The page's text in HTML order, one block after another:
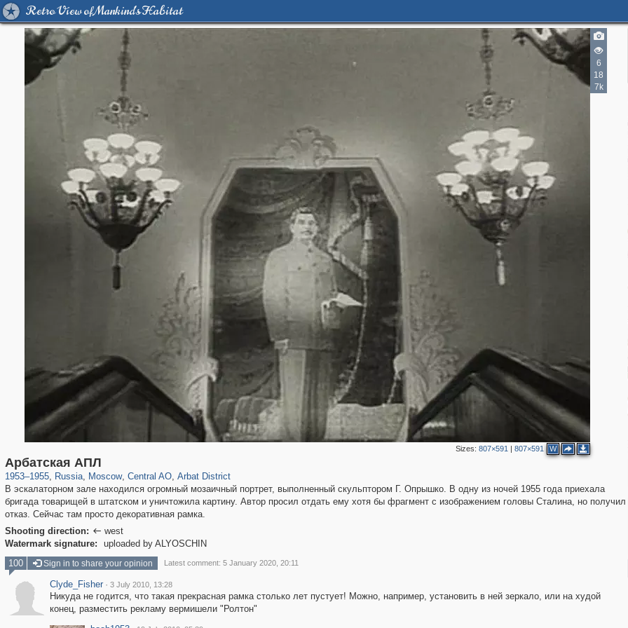
Retro View of Mankind's Habitat
6
18
7k
Sizes:807×591 |807×591 W
Арбатская АПЛ
1953–1955, Russia
1,406,840
, Moscow
319,864 8,286
, Central AO
160,012
, Arbat District
В эскалаторном зале находился огромный мозаичный портрет, выполненный скульптором Г. Опрышко. В одну из ночей 1955 года приехала
бригада товарищей в штатском и уничтожила картину. Автор просил отдать ему хотя бы фрагмент с изображением головы Сталина, но получил
отказ. Сейчас там просто декоративная рамка.
Shooting direction:  west
Watermark signature:
uploaded by ALYOSCHIN
5
2
100 Sign in to share your opinion Latest comment: 5 January 2020, 20:11
Clyde_Fisher · 3 July 2010, 13:28
Никуда не годится, что такая прекрасная рамка столько лет пустует! Можно, например, установить в ней зеркало, или на худой
конец, разместить рекламу вермишели "Ролтон"